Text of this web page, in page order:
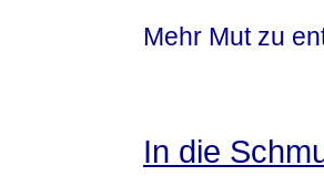
Mehr Mut zu
In die